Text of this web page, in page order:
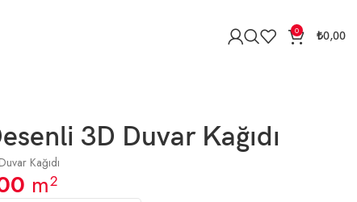
0 ₺0,00
3D Duvar Kağıdı
Kağıdı
m²